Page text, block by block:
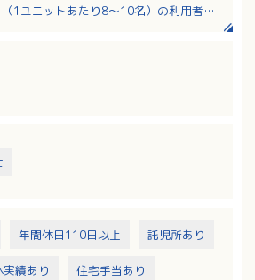
（1ユニットあたり8～10名）の利用者の
ットを使用
年間休日110日以上 託児所あり
績あり 住宅手当あり